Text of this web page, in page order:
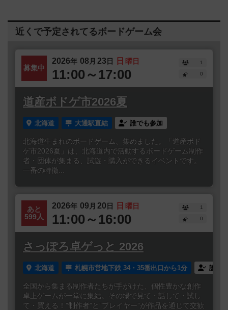
近くで予定されてるボードゲーム会
募集中
2026年 08 月 23日 日 曜日
11:00～17:00
1
0
道産ボドゲ市2026夏
北海道 大通駅直結 誰でも参加
北海道生まれのボードゲーム、集めました。「道産ボド
ゲ市2026夏」は、北海道内で活動するボードゲーム制作
者・団体が集まる、試遊・購入ができるイベントです。
一番の特徴...
あと
599人
2026年 09 月 20日 日 曜日
11:00～16:00
1
0
さっぽろ卓ゲっと 2026
北海道 札幌市営地下鉄 34・35番出口から1分 誰で
全国から集まる制作者たちが手がけた、個性豊かな創作
卓上ゲームが一堂に集結。その場で見て・話して・試し
て・買える！”制作者”と”プレイヤー”が作品を通じて交歓